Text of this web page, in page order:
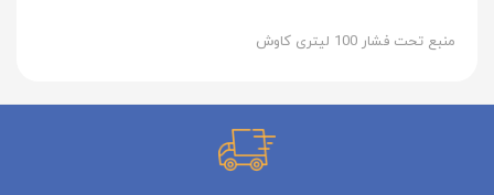
منبع تحت فشار 100 لیتری کاوش